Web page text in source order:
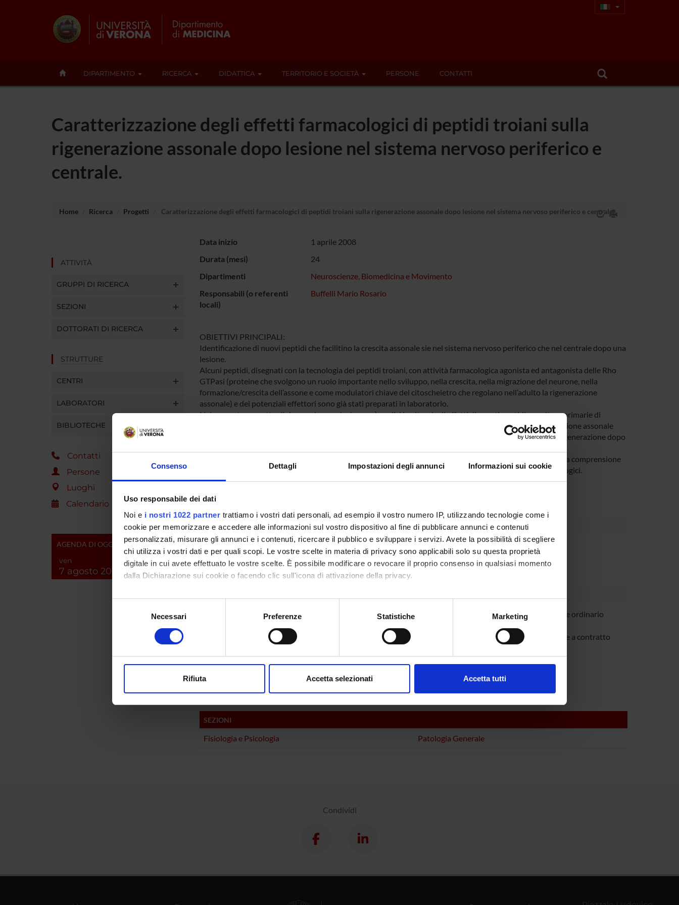
Consenso Dettagli Impostazioni degli annunci Informazioni sui cookie
Uso responsabile dei dati
Noi e i nostri 1022 partner trattiamo i vostri dati personali, ad esempio il vostro numero IP, utilizzando tecnologie come i
cookie per memorizzare e accedere alle informazioni sul vostro dispositivo al fine di pubblicare annunci e contenuti
personalizzati, misurare gli annunci e i contenuti, ricercare il pubblico e sviluppare i servizi. Avete la possibilità di scegliere
chi utilizza i vostri dati e per quali scopi. Le vostre scelte in materia di privacy sono applicabili solo su questa proprietà
digitale in cui avete effettuato le vostre scelte. È possibile modificare o revocare il proprio consenso in qualsiasi momento
dalla Dichiarazione sui cookie o facendo clic sull'icona di attivazione della privacy.
Con il tuo consenso, vorremmo anche:
raccogliere informazioni sulla tua posizione geografica, con un'approssimazione di qualche metro,
digitali).
modificare o ritirare il tuo consenso in qualsiasi momento dalla Dichiarazione sui cookie.
di analisi dei dati web, pubblicità e social media, i quali potrebbero combinarle con altre informazioni che hai fornito loro o
che hanno raccolto dal tuo utilizzo dei loro servizi.
Necessari Preferenze Statistiche Marketing
Rifiuta Accetta selezionati Accetta tutti
DIPARTIMENTO RICERCA DIDATTICA TERRITORIO E SOCIETÀ PERSONE CONTATTI
Caratterizzazione degli effetti farmacologici di peptidi troiani sulla
rigenerazione assonale dopo lesione nel sistema nervoso periferico e
centrale.
Home Ricerca Progetti Caratterizzazione degli effetti farmacologici di peptidi troiani sulla rigenerazione assonale dopo lesione nel sistema nervoso periferico e centrale.
ATTIVITÀ
GRUPPI DI RICERCA
SEZIONI
DOTTORATI DI RICERCA
STRUTTURE
CENTRI
LABORATORI
BIBLIOTECHE
Contatti
Persone
Luoghi
Calendario
AGENDA DI OGGI
ven
7 agosto 2026
Data inizio
1 aprile 2008
Durata (mesi)
24
Dipartimenti
Neuroscienze, Biomedicina e Movimento
Responsabili (o referenti
locali)
Buffelli Mario Rosario
OBIETTIVI PRINCIPALI:
Identificazione di nuovi peptidi che facilitino la crescita assonale sie nel sistema nervoso periferico che nel centrale dopo una
lesione.
Alcuni peptidi, disegnati con la tecnologia dei peptidi troiani, con attività farmacologica agonista ed antagonista delle Rho
GTPasi (proteine che svolgono un ruolo importante nello sviluppo, nella crescita, nella migrazione del neurone, nella
formazione/crescita dell’assone e come modulatori chiave del citoscheletro che regolano nell’adulto la rigenerazione
assonale) e dei potenziali effettori sono già stati preparati in laboratorio.
Nel presente progetto di ricerca si procederà con: a) analisi in vitro degli effetti di questi peptidi su colture primarie di
neuroni corticali e di motoneuroni; b) applicazione cronica in vivo sul nervo sciatico e analisi della rigenerazione assonale
dopo lesione; c) applicazione cronica in vivo nel rigonfiamento lombare del midollo spinale e analisi della rigenerazione dopo
I rirultati potranno fornire un valido aiuto per il disegno di nuove strategie terapeutiche e dei progressi nella comprensione
dei meccanismi molecolari che stanno alla base delle normali funzioni neuronali e di alcuni disordini neurologici.
ENTI FINANZIATORI:
Fondazione Cariverona Finanziamento: assegnato e gestito dal Dipartimento
Matteo Bolomini Vittori
Mario Rosario Buffelli Professore ordinario
Michele Ettorre
Claudia Laperchia
Professore ordinario
Professore a contratto
Alessio Montresor Borsista
SEZIONI
Fisiologia e Psicologia Patologia Generale
Condividi